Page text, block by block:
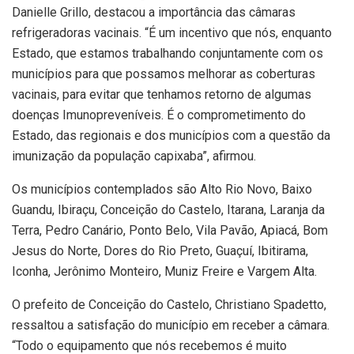
Danielle Grillo, destacou a importância das câmaras
refrigeradoras vacinais. “É um incentivo que nós, enquanto
Estado, que estamos trabalhando conjuntamente com os
municípios para que possamos melhorar as coberturas
vacinais, para evitar que tenhamos retorno de algumas
doenças Imunopreveníveis. É o comprometimento do
Estado, das regionais e dos municípios com a questão da
imunização da população capixaba”, afirmou.
Os municípios contemplados são Alto Rio Novo, Baixo
Guandu, Ibiraçu, Conceição do Castelo, Itarana, Laranja da
Terra, Pedro Canário, Ponto Belo, Vila Pavão, Apiacá, Bom
Jesus do Norte, Dores do Rio Preto, Guaçuí, Ibitirama,
Iconha, Jerônimo Monteiro, Muniz Freire e Vargem Alta.
O prefeito de Conceição do Castelo, Christiano Spadetto,
ressaltou a satisfação do município em receber a câmara.
“Todo o equipamento que nós recebemos é muito